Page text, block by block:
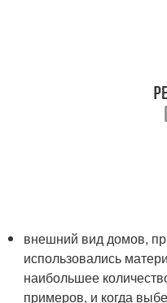
внешний вид домов,
использовались
наибольшее
примеров, и когда